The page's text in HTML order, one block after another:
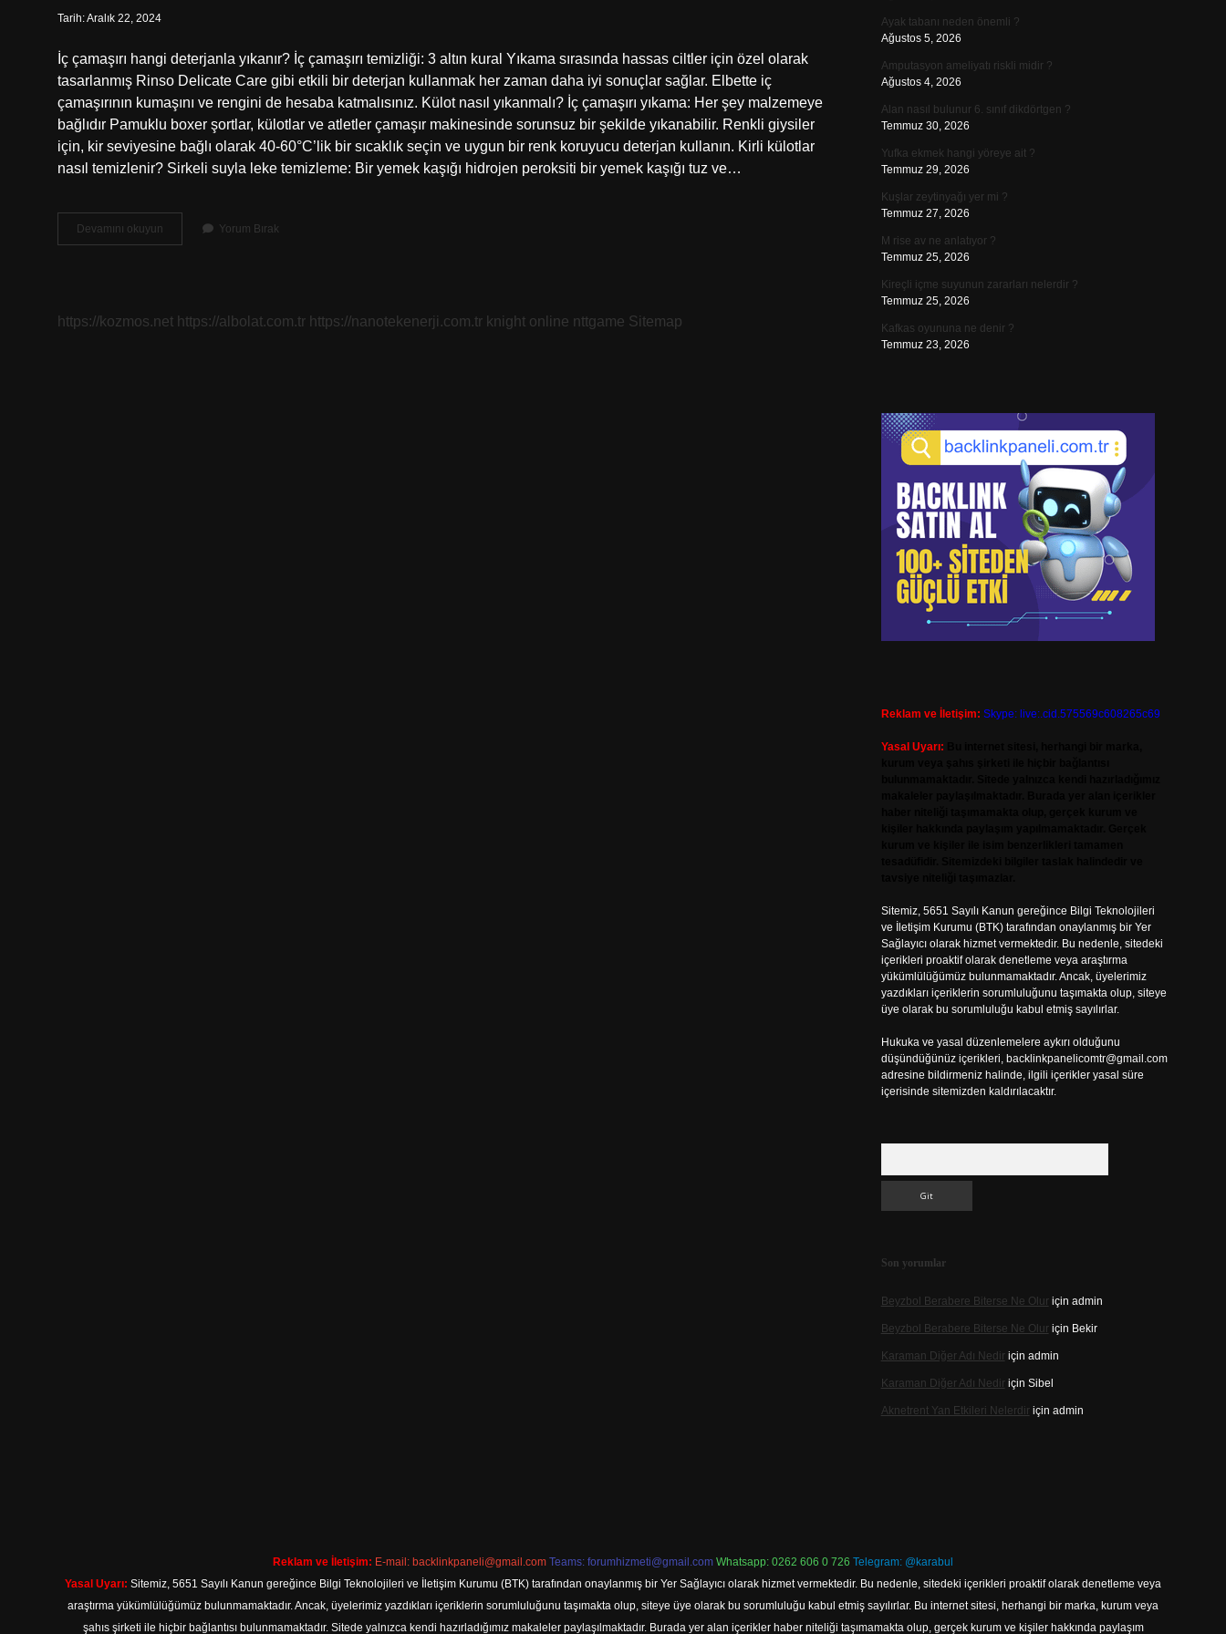
Tarih: Aralık 22, 2024
İç çamaşırı hangi deterjanla yıkanır? İç çamaşırı temizliği: 3 altın kural Yıkama sırasında hassas ciltler için özel olarak
tasarlanmış Rinso Delicate Care gibi etkili bir deterjan kullanmak her zaman daha iyi sonuçlar sağlar. Elbette iç
çamaşırının kumaşını ve rengini de hesaba katmalısınız. Külot nasıl yıkanmalı? İç çamaşırı yıkama: Her şey malzemeye
bağlıdır Pamuklu boxer şortlar, külotlar ve atletler çamaşır makinesinde sorunsuz bir şekilde yıkanabilir. Renkli giysiler
için, kir seviyesine bağlı olarak 40-60°C’lik bir sıcaklık seçin ve uygun bir renk koruyucu deterjan kullanın. Kirli külotlar
nasıl temizlenir? Sirkeli suyla leke temizleme: Bir yemek kaşığı hidrojen peroksiti bir yemek kaşığı tuz ve…
Devamını okuyun
Neyle
Yorum Bırak
https://kozmos.net https://albolat.com.tr https://nanotekenerji.com.tr knight online nttgame Sitemap
Ayak tabanı neden önemli ?
Ağustos 5, 2026
Amputasyon ameliyatı riskli midir ?
Ağustos 4, 2026
Alan nasıl bulunur 6. sınıf dikdörtgen ?
Temmuz 30, 2026
Yufka ekmek hangi yöreye ait ?
Temmuz 29, 2026
Kuşlar zeytinyağı yer mi ?
Temmuz 27, 2026
M rise av ne anlatıyor ?
Temmuz 25, 2026
Kireçli içme suyunun zararları nelerdir ?
Temmuz 25, 2026
Kafkas oyununa ne denir ?
Temmuz 23, 2026
Reklam ve İletişim: Skype: live:.cid.575569c608265c69
Yasal Uyarı:
Sitemiz, 5651 Sayılı Kanun gereğince Bilgi Teknolojileri
ve İletişim Kurumu (BTK) tarafından onaylanmış bir Yer
Sağlayıcı olarak hizmet vermektedir. Bu nedenle, sitedeki
içerikleri proaktif olarak denetleme veya araştırma
yükümlülüğümüz bulunmamaktadır. Ancak, üyelerimiz
yazdıkları içeriklerin sorumluluğunu taşımakta olup, siteye
üye olarak bu sorumluluğu kabul etmiş sayılırlar.
Hukuka ve yasal düzenlemelere aykırı olduğunu
düşündüğünüz içerikleri, backlinkpanelicomtr@gmail.com
adresine bildirmeniz halinde, ilgili içerikler yasal süre
içerisinde sitemizden kaldırılacaktır.
Son yorumlar
Beyzbol Berabere Biterse Ne Oluriçin admin
Beyzbol Berabere Biterse Ne Oluriçin Bekir
Karaman Diğer Adı Nediriçin admin
Karaman Diğer Adı Nediriçin Sibel
Aknetrent Yan Etkileri Nelerdiriçin admin
Reklam ve İletişim: E-mail: backlinkpaneli@gmail.com Teams: forumhizmeti@gmail.com Whatsapp: 0262 606 0 726 Telegram: @karabul
Yasal Uyarı: Sitemiz, 5651 Sayılı Kanun gereğince Bilgi Teknolojileri ve İletişim Kurumu (BTK) tarafından onaylanmış bir Yer Sağlayıcı olarak hizmet vermektedir. Bu nedenle, sitedeki içerikleri proaktif olarak denetleme veya
araştırma yükümlülüğümüz bulunmamaktadır. Ancak, üyelerimiz yazdıkları içeriklerin sorumluluğunu taşımakta olup, siteye üye olarak bu sorumluluğu kabul etmiş sayılırlar. Bu internet sitesi, herhangi bir marka, kurum veya
şahıs şirketi ile hiçbir bağlantısı bulunmamaktadır. Sitede yalnızca kendi hazırladığımız makaleler paylaşılmaktadır. Burada yer alan içerikler haber niteliği taşımamakta olup, gerçek kurum ve kişiler hakkında paylaşım